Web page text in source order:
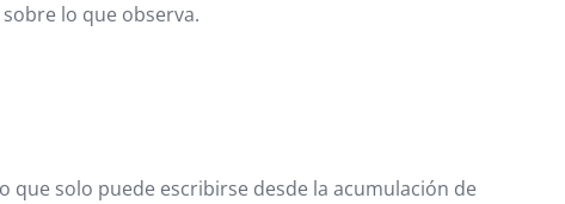
lo que observa.
solo puede escribirse desde la acumulación de